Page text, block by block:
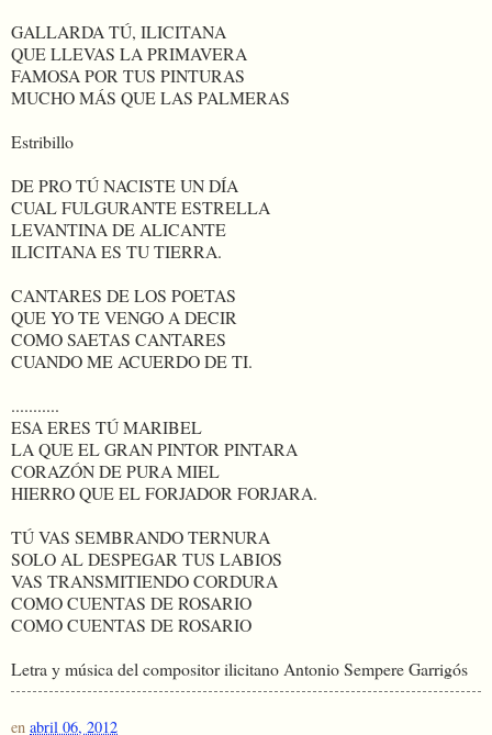
GALLARDA TÚ, ILICITANA
QUE LLEVAS LA PRIMAVERA
FAMOSA POR TUS PINTURAS
MUCHO MÁS QUE LAS PALMERAS
Estribillo
DE PRO TÚ NACISTE UN DÍA
CUAL FULGURANTE ESTRELLA
LEVANTINA DE ALICANTE
ILICITANA ES TU TIERRA.
CANTARES DE LOS POETAS
QUE YO TE VENGO A DECIR
COMO SAETAS CANTARES
CUANDO ME ACUERDO DE TI.
...........
ESA ERES TÚ MARIBEL
LA QUE EL GRAN PINTOR PINTARA
CORAZÓN DE PURA MIEL
HIERRO QUE EL FORJADOR FORJARA.
TÚ VAS SEMBRANDO TERNURA
SOLO AL DESPEGAR TUS LABIOS
VAS TRANSMITIENDO CORDURA
COMO CUENTAS DE ROSARIO
COMO CUENTAS DE ROSARIO
Letra y música del compositor ilicitano Antonio Sempere Garrigós
en abril 06, 2012